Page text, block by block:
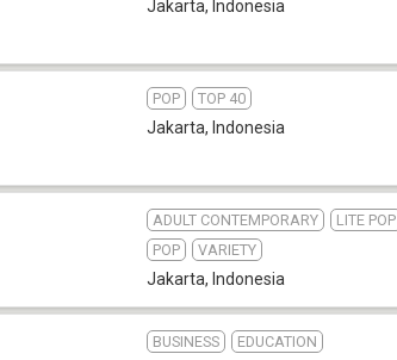
Jakarta, Indonesia
POP TOP 40
Jakarta, Indonesia
ADULT CONTEMPORARY
LITE POP
POP
VARIETY
Jakarta, Indonesia
BUSINESS EDUCATION